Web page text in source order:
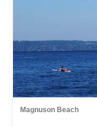
Magnuson Beach